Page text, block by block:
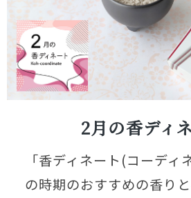
2月の香ディ
「香ディネート(コーディ
の時期のおすすめの香り